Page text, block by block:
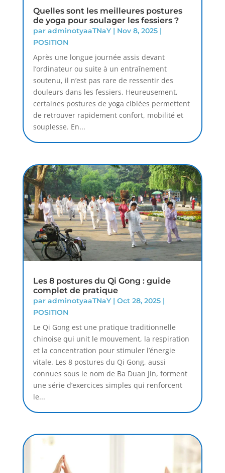
Quelles sont les meilleures postures
de yoga pour soulager les fessiers ?
par adminotyaaTNaY| Nov 8, 2025|
POSITION
Après une longue journée assis devant
l’ordinateur ou suite à un entraînement
soutenu, il n’est pas rare de ressentir des
douleurs dans les fessiers. Heureusement,
certaines postures de yoga ciblées permettent
de retrouver rapidement confort, mobilité et
souplesse. En...
Les 8 postures du Qi Gong : guide
complet de pratique
par adminotyaaTNaY| Oct 28, 2025|
POSITION
Le Qi Gong est une pratique traditionnelle
chinoise qui unit le mouvement, la respiration
et la concentration pour stimuler l’énergie
vitale. Les 8 postures du Qi Gong, aussi
connues sous le nom de Ba Duan Jin, forment
une série d’exercices simples qui renforcent
le...